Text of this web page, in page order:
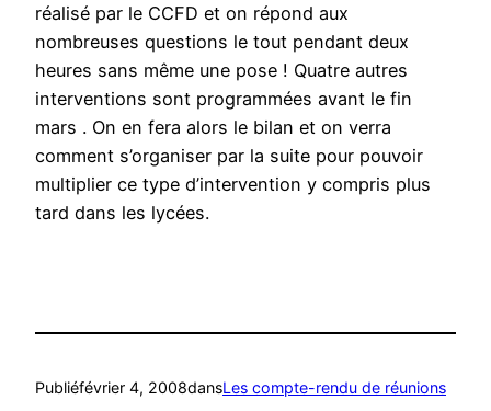
réalisé par le CCFD et on répond aux
nombreuses questions le tout pendant deux
heures sans même une pose ! Quatre autres
interventions sont programmées avant le fin
mars . On en fera alors le bilan et on verra
comment s’organiser par la suite pour pouvoir
multiplier ce type d’intervention y compris plus
tard dans les lycées.
Publiéfévrier 4, 2008dansLes compte-rendu de réunions